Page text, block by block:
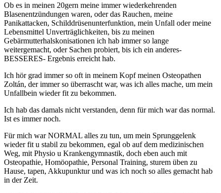
Ob es in meinen 20gern meine immer wiederkehrenden
Blasenentzündungen waren, oder das Rauchen, meine
Panikattacken, Schilddrüsenunterfunktion, mein Unfall oder meine
Lebensmittel Unverträglichkeiten, bis zu meinen
Gebärmutterhalskonisationen ich hab immer so lange
weitergemacht, oder Sachen probiert, bis ich ein anderes-
BESSERES- Ergebnis erreicht hab.
Ich hör grad immer so oft in meinem Kopf meinen Osteopathen
Zoltán, der immer so überrascht war, was ich alles mache, um mein
Unfallbein wieder fit zu bekommen.
Ich hab das damals nicht verstanden, denn für mich war das normal.
Ist es immer noch.
Für mich war NORMAL alles zu tun, um mein Sprunggelenk
wieder fit u stabil zu bekommen, egal ob auf dem medizinischen
Weg, mit Physio u Krankengymnastik, doch eben auch mit
Osteopathie, Homöopathie, Personal Training, sturem üben zu
Hause, tapen, Akkupunktur und was ich noch so alles gemacht hab
in der Zeit.